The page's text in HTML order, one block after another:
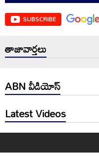
SUBSCRIBE
తాజావార్తలు
ABN వీడియోస్
Latest Videos